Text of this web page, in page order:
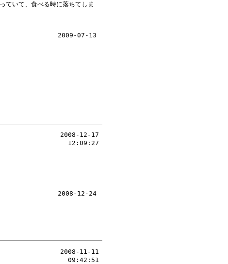
ていて、食べる時に落ちてしま
2009-07-13
2008-12-17
12:09:27
2008-12-24
2008-11-11
09:42:51